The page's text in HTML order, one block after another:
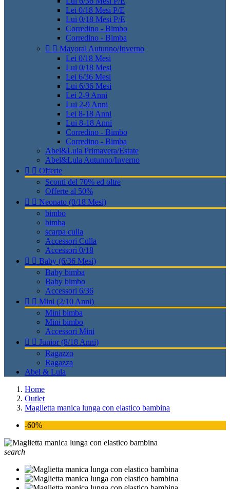
Lei 0/18 Mesi P/E
Lui 0/18 Mesi P/E
Corredino - Bimbo
Corredino - Bimba
  Mayoral Autunno/Inverno
Lei 0/18 Mesi
Lui 0/18 Mesi
Lei 6/36 Mesi
Lui 6/36 Mesi
Lei 2-9 Anni
Lui 2-9 Anni
Lei 8-18 Anni
Lui 8-18 Anni
Corredino - Bimbo
Corredino - Bimba
Abel&Lula Primavera/Estate
Abel&Lula Autunno/Inverno
  Offerte
Sconti del 70% ed oltre
Offerte al 50%
  Neonato (0/18 Mesi)
bimbo
bimba
scarpa culla
Accessori Culla
Accessori 0/18
  Baby (6/36 Mesi)
Baby bimba
Baby bimbo
Accessori 6/36
  Mini (2/10 Anni)
Mini bimba
Mini bimbo
Accessori Mini
  Junior (8/18 Anni)
Ragazzo
Ragazza
Abel & Lula
Home
Outlet
Maglietta manica lunga con elastico bambina
-60%
search